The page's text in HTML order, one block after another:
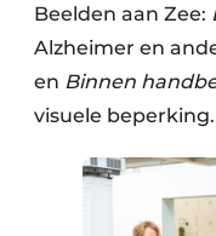
Beelden aan Zee:
Alzheimer en
en Binnen
visuele beperking.